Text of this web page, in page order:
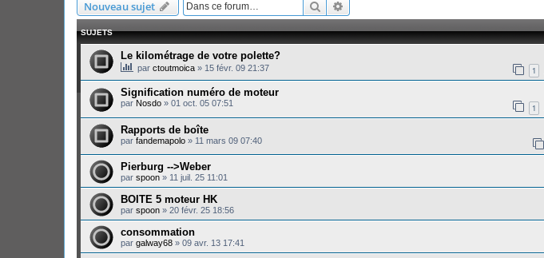
Nouveau sujet Rechercher
SUJETS
Le kilométrage de votre polette?
par ctoutmoica » 15 févr. 09 21:37 1
Signification numéro de moteur
par Nosdo » 01 oct. 05 07:51 1
Rapports de boîte
par fandemapolo » 11 mars 09 07:40
Pierburg -->Weber
par spoon » 11 juil. 25 11:01
BOITE 5 moteur HK
par spoon » 20 févr. 25 18:56
consommation
par galway68 » 09 avr. 13 17:41